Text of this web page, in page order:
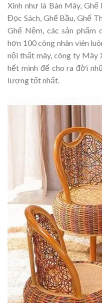
Xinh như là Bàn Mây, Ghế
Đọc Sách, Ghế Bầu, Ghế
Ghế Nệm, các sản phẩm
hơn 100 công nhân viên
nội thất mây, công ty Mây
hết mình để cho ra đời
lượng tốt nhất.